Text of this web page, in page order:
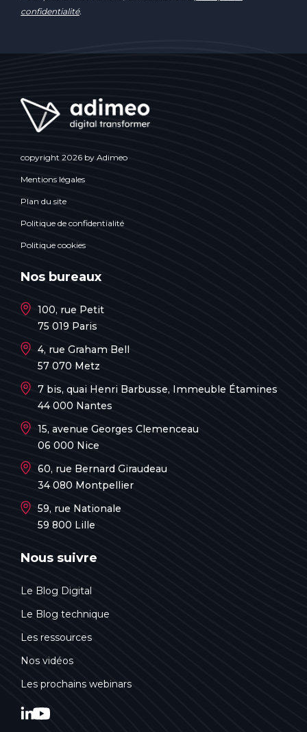
confidentialité.
copyright 2026 by Adimeo
Mentions légales
Plan du site
Politique de confidentialité
Politique cookies
Nos bureaux
100, rue Petit
75 019 Paris
4, rue Graham Bell
57 070 Metz
7 bis, quai Henri Barbusse, Immeuble Étamines
44 000 Nantes
15, avenue Georges Clemenceau
06 000 Nice
60, rue Bernard Giraudeau
34 080 Montpellier
59, rue Nationale
59 800 Lille
Nous suivre
Le Blog Digital
Le Blog technique
Les ressources
Nos vidéos
Les prochains webinars